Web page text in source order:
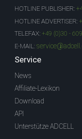
HOTLINE PUBLISHER:
HOTLINE ADVERTISER:
TELEFAX: +49 (0)30 -
E-MAIL:
Service
News
Affiliate-Lexikon
Download
API
Unterstütze ADCELL